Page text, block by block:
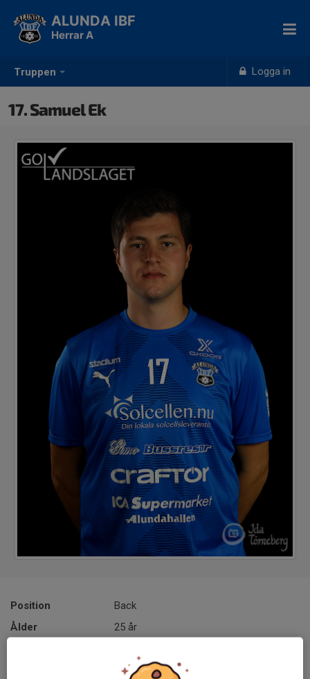
Truppen Logga in
ALUNDA IBF
Herrar A
17. Samuel Ek
Position
Back
Ålder
25 år